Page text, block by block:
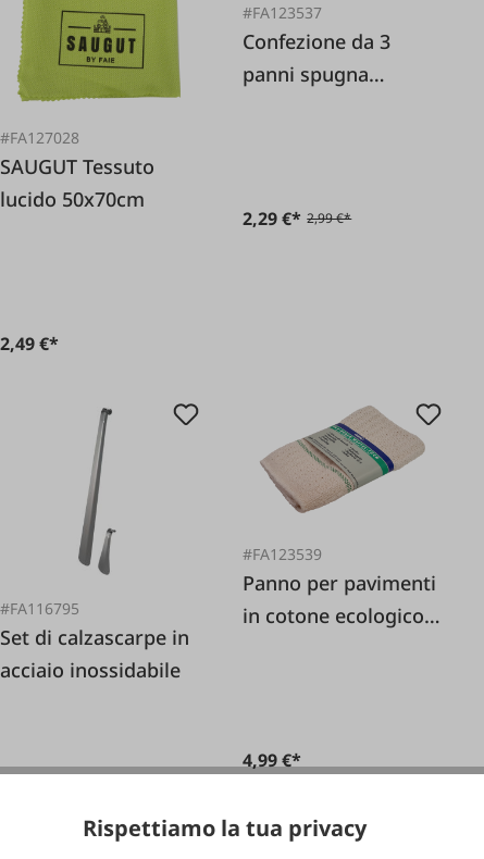
#FA127028
SAUGUT Tessuto
lucido 50x70cm
2,49 €*
#FA123537
Confezione da 3
panni spugna
2,29 €* 2,99 €*
#FA116795
Set di calzascarpe in
acciaio inossidabile
#FA123539
Panno per pavimenti
in cotone ecologico
4,99 €*
Rispettiamo la tua privacy